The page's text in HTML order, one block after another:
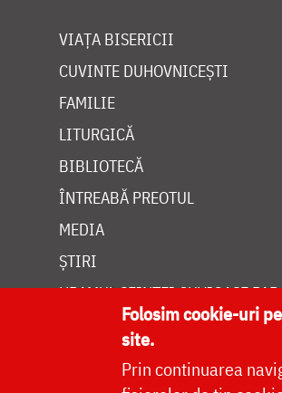
VIAȚA BISERICII
CUVINTE DUHOVNICEȘTI
FAMILIE
LITURGICĂ
BIBLIOTECĂ
ÎNTREABĂ PREOTUL
MEDIA
ȘTIRI
HRAMUL SFINTEI CUVIOASE
Folosim cookie-uri
site.
Prin continuarea